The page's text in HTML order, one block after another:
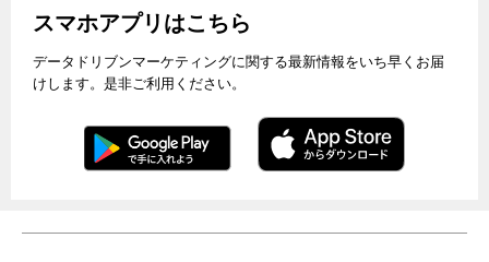
スマホアプリはこちら
データドリブンマーケティングに関する最新情報をいち早くお届
けします。是非ご利用ください。